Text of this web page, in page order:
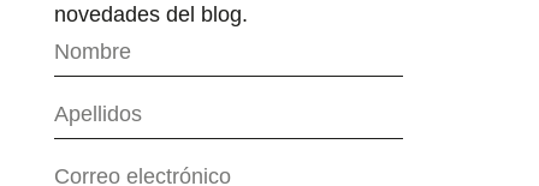
novedades del blog.